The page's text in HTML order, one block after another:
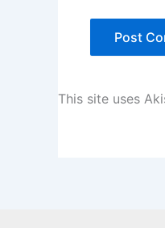
This site uses